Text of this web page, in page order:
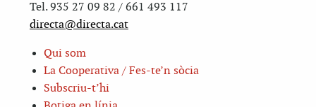
Tel. 935 27 09 82 / 661 493 117
directa@directa.cat
Qui som
La Cooperativa / Fes-te’n sòcia
Subscriu-t’hi